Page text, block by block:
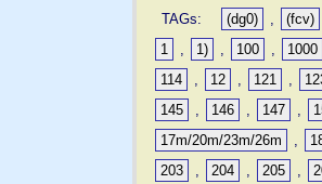
TAGs: (dg0) , (fcv)
1
, 1) , 100 , 1000
114
, 12 , 121 ,
145
, 146 , 147 ,
17m/20m/23m/26m
,
203
, 204 , 205 ,